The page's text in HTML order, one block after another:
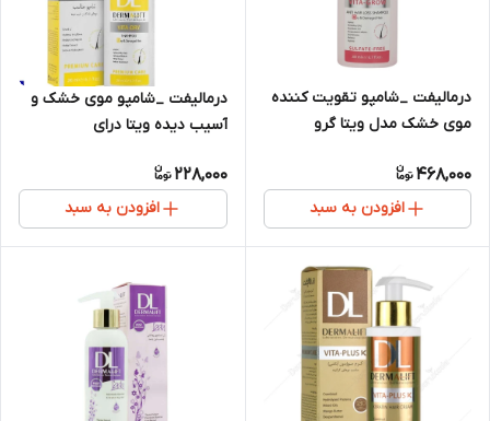
درمالیفت _شامپو تقویت کننده
موی خشک مدل ویتا گرو
468,000
افزودن به سبد
درمالیفت _شامپو موی خشک و
آسیب دیده ویتا درای
228,000
افزودن به سبد